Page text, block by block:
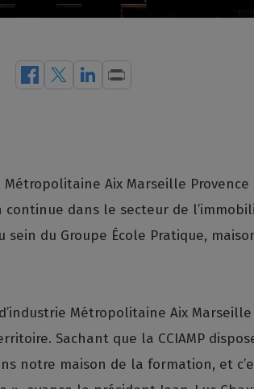
Aix Marseille
dans le secteur de
sein du Groupe École Pratique,
Métropolitaine Aix Marseille
Sachant que la CCIAMP
notre maison de la formation, et